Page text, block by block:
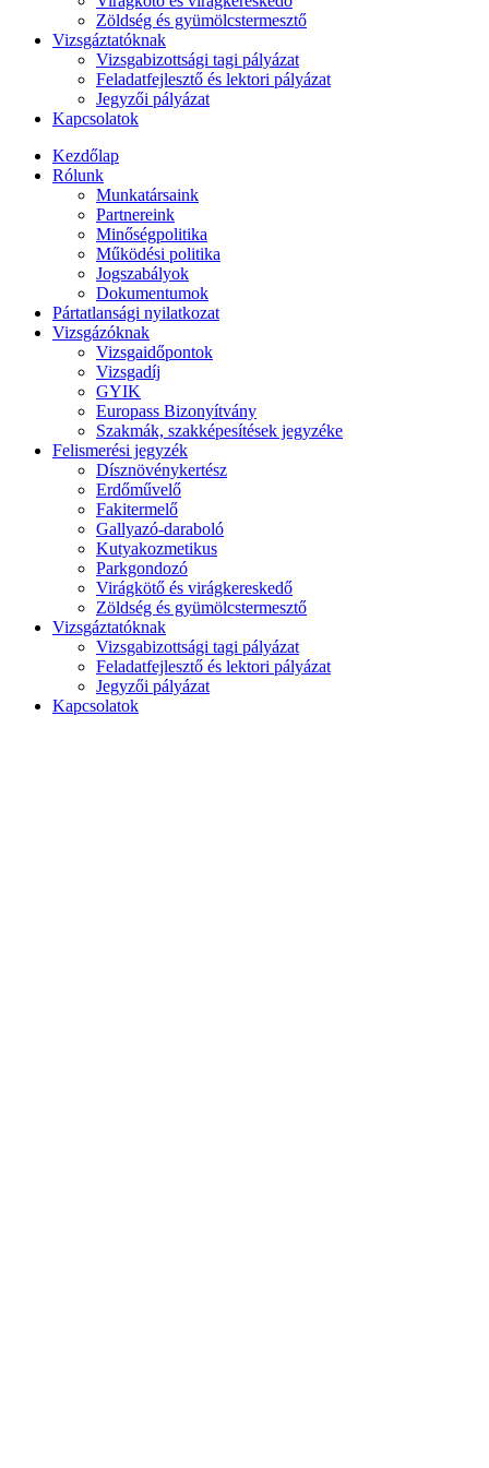
Zöldség és gyümölcstermesztő
Vizsgáztatóknak
Vizsgabizottsági tagi pályázat
Feladatfejlesztő és lektori pályázat
Jegyzői pályázat
Kapcsolatok
Kezdőlap
Rólunk
Munkatársaink
Partnereink
Minőségpolitika
Működési politika
Jogszabályok
Dokumentumok
Pártatlansági nyilatkozat
Vizsgázóknak
Vizsgaidőpontok
Vizsgadíj
GYIK
Europass Bizonyítvány
Szakmák, szakképesítések jegyzéke
Felismerési jegyzék
Dísznövénykertész
Erdőművelő
Fakitermelő
Gallyazó-daraboló
Kutyakozmetikus
Parkgondozó
Virágkötő és virágkereskedő
Zöldség és gyümölcstermesztő
Vizsgáztatóknak
Vizsgabizottsági tagi pályázat
Feladatfejlesztő és lektori pályázat
Jegyzői pályázat
Kapcsolatok